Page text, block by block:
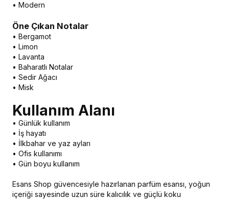
• Modern
Öne Çıkan Notalar
• Bergamot
• Limon
• Lavanta
• Baharatlı Notalar
• Sedir Ağacı
• Misk
Kullanım Alanı
• Günlük kullanım
• İş hayatı
• İlkbahar ve yaz ayları
• Ofis kullanımı
• Gün boyu kullanım
Esans Shop güvencesiyle hazırlanan parfüm esansı, yoğun
içeriği sayesinde uzun süre kalıcılık ve güçlü koku